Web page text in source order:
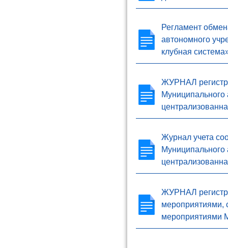
Регламент
автономного
клубная
ЖУРНАЛ
Журнал учета
Муниципального
ЖУРНАЛ
мероприятиями,